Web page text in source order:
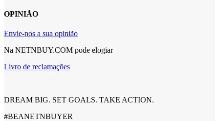
OPINIÃO
Envie-nos a sua opinião
Na NETNBUY.COM pode elogiar
Livro de reclamações
DREAM BIG. SET GOALS. TAKE ACTION.
#BEANETNBUYER